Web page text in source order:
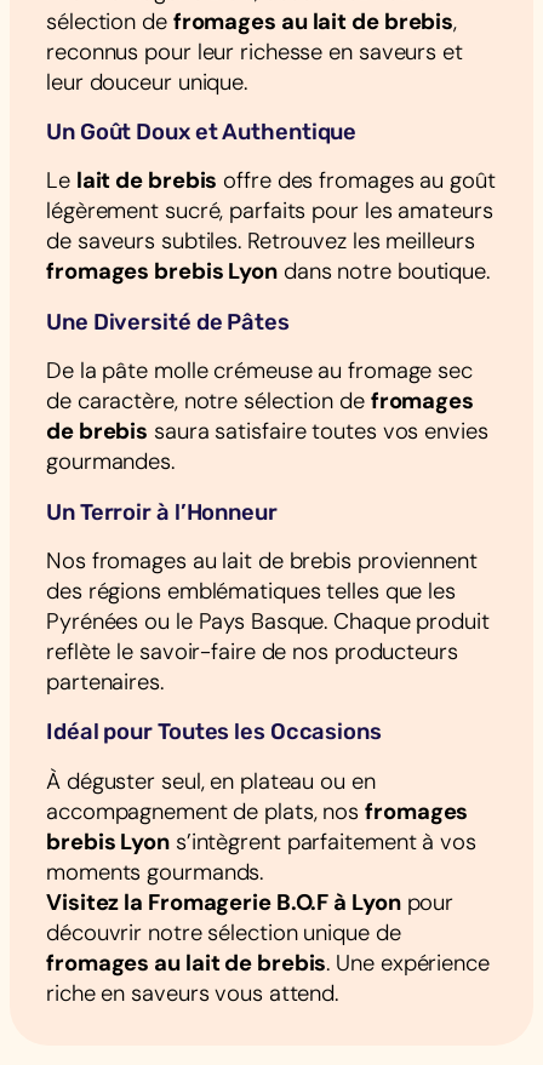
sélection de fromages au lait de brebis,
reconnus pour leur richesse en saveurs et
leur douceur unique.
Un Goût Doux et Authentique
Le lait de brebis offre des fromages au goût
légèrement sucré, parfaits pour les amateurs
de saveurs subtiles. Retrouvez les meilleurs
fromages brebis Lyon dans notre boutique.
Une Diversité de Pâtes
De la pâte molle crémeuse au fromage sec
de caractère, notre sélection de fromages
de brebis saura satisfaire toutes vos envies
gourmandes.
Un Terroir à l’Honneur
Nos fromages au lait de brebis proviennent
des régions emblématiques telles que les
Pyrénées ou le Pays Basque. Chaque produit
reflète le savoir-faire de nos producteurs
partenaires.
Idéal pour Toutes les Occasions
À déguster seul, en plateau ou en
accompagnement de plats, nosfromages
brebis Lyons’intègrent parfaitement à vos
moments gourmands.
Visitez la Fromagerie B.O.F à Lyonpour
découvrir notre sélection unique de
fromages au lait de brebis. Une expérience
riche en saveurs vous attend.